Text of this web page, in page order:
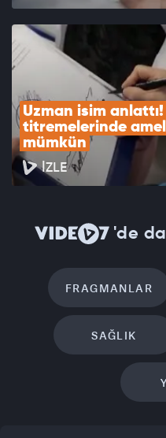
Uzman isim
titremelerinde
mümkün
İZLE
'de
FRAGMANLAR
SAĞLIK